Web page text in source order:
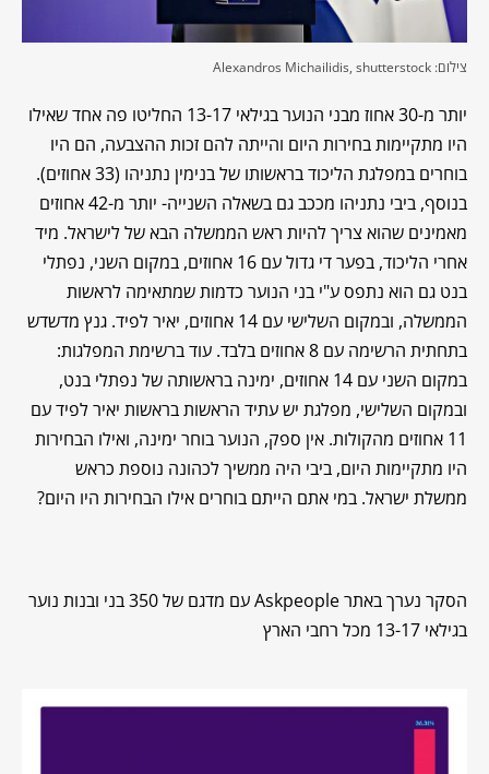
צילום: Alexandros Michailidis, shutterstock
יותר מ-30 אחוז מבני הנוער בגילאי 13-17 החליטו פה אחד שאילו
היו מתקיימות בחירות היום והייתה להם זכות ההצבעה, הם היו
בוחרים במפלגת הליכוד בראשותו של בנימין נתניהו (33 אחוזים).
בנוסף, ביבי נתניהו מככב גם בשאלה השנייה- יותר מ-42 אחוזים
מאמינים שהוא צריך להיות ראש הממשלה הבא של לישראל. מיד
אחרי הליכוד, בפער די גדול עם 16 אחוזים, במקום השני, נפתלי
בנט גם הוא נתפס ע"י בני הנוער כדמות שמתאימה לראשות
הממשלה, ובמקום השלישי עם 14 אחוזים, יאיר לפיד. גנץ מדשדש
בתחתית הרשימה עם 8 אחוזים בלבד. עוד ברשימת המפלגות:
במקום השני עם 14 אחוזים, ימינה בראשותה של נפתלי בנט,
ובמקום השלישי, מפלגת יש עתיד הראשות בראשות יאיר לפיד עם
11 אחוזים מהקולות. אין ספק, הנוער בוחר ימינה, ואילו הבחירות
היו מתקיימות היום, ביבי היה ממשיך לכהונה נוספת כראש
ממשלת ישראל. במי אתם הייתם בוחרים אילו הבחירות היו היום?
הסקר נערך באתר Askpeople עם מדגם של 350 בני ובנות נוער
בגילאי 13-17 מכל רחבי הארץ